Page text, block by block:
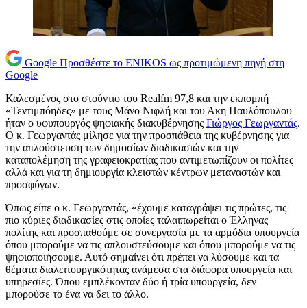
Google Προσθέστε το ENIKOS ως προτιμώμενη πηγή στη
Google
Καλεσμένος στο στούντιο του Realfm 97,8 και την εκπομπή
«Τεντιμπόηδες» με τους Μάνο Νιφλή και του Άκη Παυλόπουλου
ήταν ο υφυπουργός ψηφιακής διακυβέρνησης Γιώργος Γεωργαντάς.
Ο κ. Γεωργαντάς μίλησε για την προσπάθεια της κυβέρνησης για
την απλούστευση των δημοσίων διαδικασιών και την
καταπολέμηση της γραφειοκρατίας που αντιμετωπίζουν οι πολίτες
αλλά και για τη δημιουργία κλειστών κέντρων μεταναστών και
προσφύγων.
Όπως είπε ο κ. Γεωργαντάς, «έχουμε καταγράψει τις πρώτες, τις
πιο κύριες διαδικασίες στις οποίες ταλαιπωρείται ο Έλληνας
πολίτης και προσπαθούμε σε συνεργασία με τα αρμόδια υπουργεία
όπου μπορούμε να τις απλουστεύσουμε και όπου μπορούμε να τις
ψηφιοποιήσουμε. Αυτό σημαίνει ότι πρέπει να λύσουμε και τα
θέματα διαλειτουργικότητας ανάμεσα στα διάφορα υπουργεία και
υπηρεσίες. Όπου εμπλέκονταν δύο ή τρία υπουργεία, δεν
μπορούσε το ένα να δει το άλλο.